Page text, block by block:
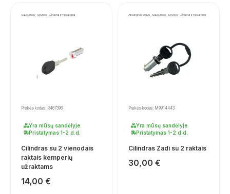
Saugumas, Spynos, užraktai ir fiksatoriai
Prekės kodas: R467396
Yra mūsų sandėlyje
Pristatymas 1-2 d.d.
Cilindras su 2 vienodais
raktais kemperių
užraktams
14,00 €
Atsarginės dalys, Saugumas, Spynos, užraktai ir fiksatoriai
Prekės kodas: M9914443
Yra mūsų sandėlyje
Pristatymas 1-2 d.d.
Cilindras Zadi su 2 raktais
30,00 €